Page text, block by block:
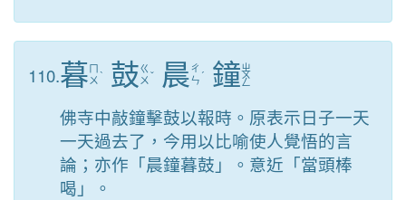
110.暮 ㄇ
ㄨ ˋ 鼓ㄍ
ㄨ ˇ 晨ㄔ
ㄣ ˊ 鐘ㄓ
ㄨ
ㄥ
佛寺中敲鐘擊鼓以報時。原表示日子一天
一天過去了，今用以比喻使人覺悟的言
論；亦作「晨鐘暮鼓」。意近「當頭棒
喝」。